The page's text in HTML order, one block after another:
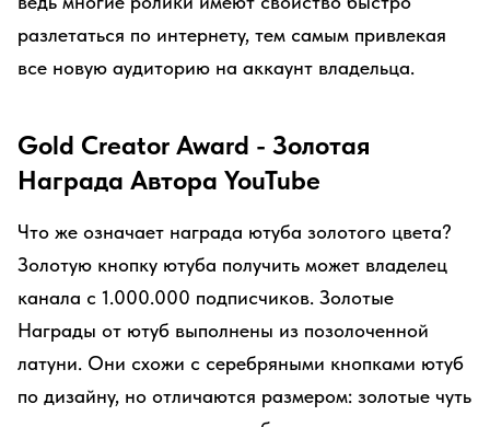
разлетаться по интернету, тем самым привлекая
все новую аудиторию на аккаунт владельца.
Gold Creator Award - Золотая
Награда Автора YouTube
Что же означает награда ютуба золотого цвета?
Золотую кнопку ютуба получить может владелец
канала с 1.000.000 подписчиков. Золотые
Награды от ютуб выполнены из позолоченной
латуни. Они схожи с серебряными кнопками ютуб
по дизайну, но отличаются размером: золотые чуть